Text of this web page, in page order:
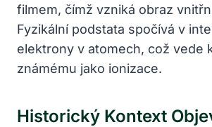
filmem, čímž vzniká obraz
Fyzikální podstata spočívá v
elektrony v atomech, což vede
známému jako ionizace.
Historický Kontext